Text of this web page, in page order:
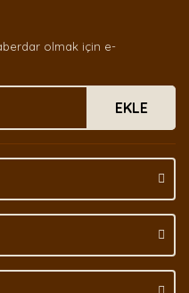
bulunuyor.
olmalı.
olmak için e-
EKLE